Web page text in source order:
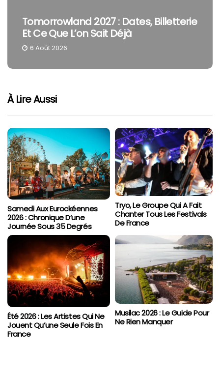
Tomorrowland 2027 : Dates, Billetterie
Et Ce Que L’on Sait Déjà
6 Août 2026
À Lire Aussi
Samedi Aux Eurockéennes
2026 : Chronique D’une
Journée Sous 35 Degrés
Tryo, Le Groupe Qui A Fait
Chanter Tous Les Festivals
De France
Été 2026 : Les Artistes Qui Ne
Jouent Qu’une Seule Fois En
France
Musilac 2026 : Le Guide Pour
Ne Rien Manquer